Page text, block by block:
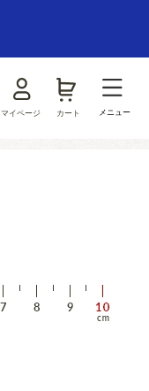
マイページ カート メニュー